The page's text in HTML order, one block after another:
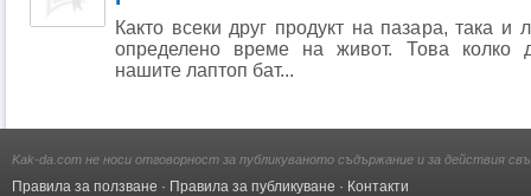
Както всеки друг продукт на пазара, така и
определено време на живот. Това колко
нашите лаптоп бат...
Kak-da.com не носи отговорност за публикуваното съдържание и за действия
Правила за ползване · Правила за публикуване · Контакти